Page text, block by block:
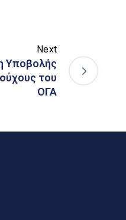
Next
Υποβολής
του
ΟΓΑ